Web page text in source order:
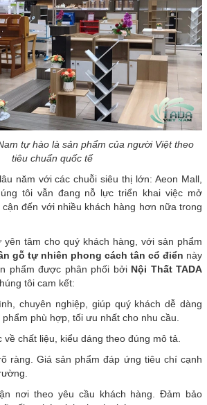
tự hào là sản phẩm của người Việt theo
tiêu chuẩn quốc tế
năm với các chuỗi siêu thị lớn: Aeon Mall,
tôi vẫn đang nỗ lực triển khai việc mở
đến với nhiều khách hàng hơn nữa trong
tâm cho quý khách hàng, với sản phẩm
gỗ tự nhiên phong cách tân cổ điển này
phẩm được phân phối bởi Nội Thất TADA
tôi cam kết:
chuyên nghiệp, giúp quý khách dễ dàng
phù hợp, tối ưu nhất cho nhu cầu.
chất liệu, kiểu dáng theo đúng mô tả.
ràng. Giá sản phẩm đáp ứng tiêu chí cạnh
nơi theo yêu cầu khách hàng. Đảm bảo